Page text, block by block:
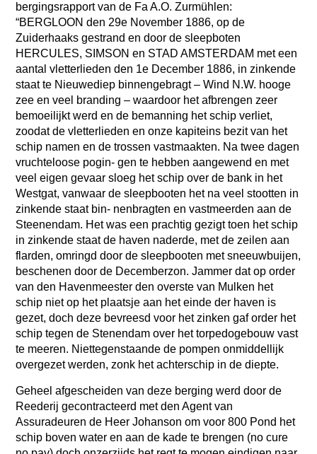
bergingsrapport van de Fa A.O. Zurmühlen:
“BERGLOON den 29e November 1886, op de
Zuiderhaaks gestrand en door de sleepboten
HERCULES, SIMSON en STAD AMSTERDAM met een
aantal vletterlieden den 1e December 1886, in zinkende
staat te Nieuwediep binnengebragt – Wind N.W. hooge
zee en veel branding – waardoor het afbrengen zeer
bemoeilijkt werd en de bemanning het schip verliet,
zoodat de vletterlieden en onze kapiteins bezit van het
schip namen en de trossen vastmaakten. Na twee dagen
vruchteloose pogin- gen te hebben aangewend en met
veel eigen gevaar sloeg het schip over de bank in het
Westgat, vanwaar de sleepbooten het na veel stootten in
zinkende staat bin- nenbragten en vastmeerden aan de
Steenendam. Het was een prachtig gezigt toen het schip
in zinkende staat de haven naderde, met de zeilen aan
flarden, omringd door de sleepbooten met sneeuwbuijen,
beschenen door de Decemberzon. Jammer dat op order
van den Havenmeester den overste van Mulken het
schip niet op het plaatsje aan het einde der haven is
gezet, doch deze bevreesd voor het zinken gaf order het
schip tegen de Stenendam over het torpedogebouw vast
te meeren. Niettegenstaande de pompen onmiddellijk
overgezet werden, zonk het achterschip in de diepte.
Geheel afgescheiden van deze berging werd door de
Reederij gecontracteerd met den Agent van
Assuradeuren de Heer Johanson om voor 800 Pond het
schip boven water en aan de kade te brengen (no cure